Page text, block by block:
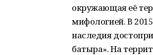
окружающая её
мифологией. В
наследия
батыра». На